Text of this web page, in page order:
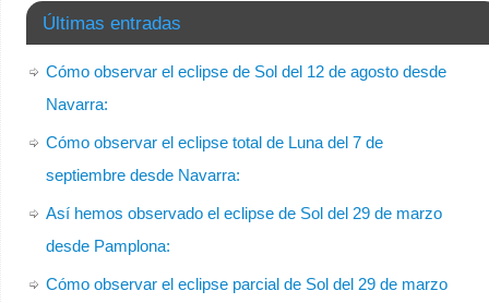
Últimas entradas
Cómo observar el eclipse de Sol del 12 de agosto desde
Navarra:
Cómo observar el eclipse total de Luna del 7 de
septiembre desde Navarra:
Así hemos observado el eclipse de Sol del 29 de marzo
desde Pamplona:
Cómo observar el eclipse parcial de Sol del 29 de marzo